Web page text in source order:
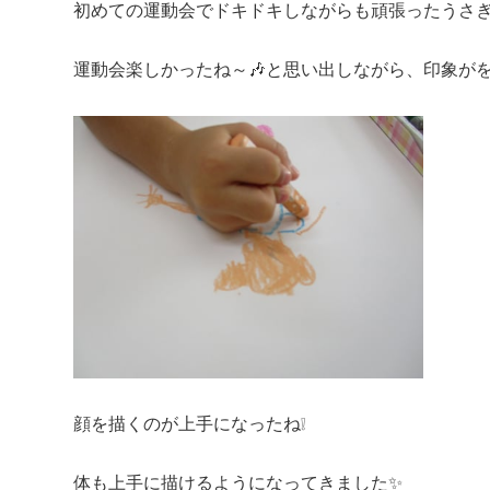
初めての運動会でドキドキしながらも頑張ったうさ
運動会楽しかったね～🎶と思い出しながら、印象が
顔を描くのが上手になったね❕
体も上手に描けるようになってきました✨